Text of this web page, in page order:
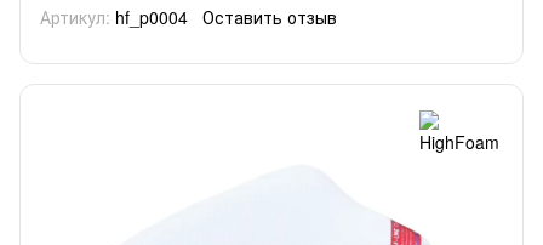
Артикул: hf_p0004 Оставить отзыв